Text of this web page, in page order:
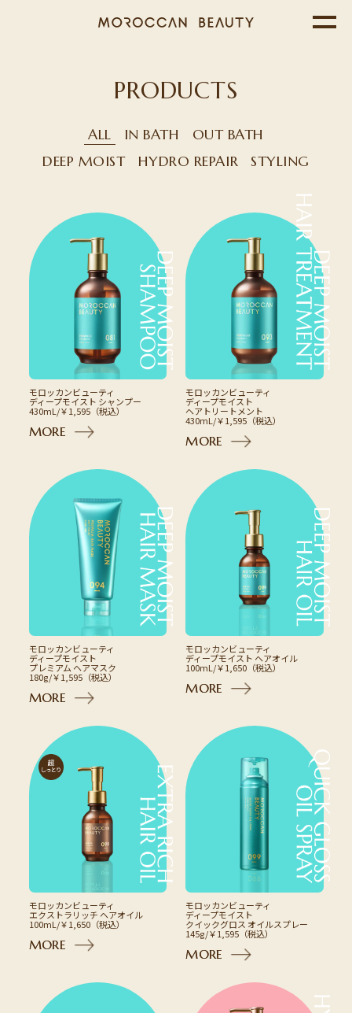
PRODUCTS
ALL IN BATH
OUT BATH
DEEP MOIST
HYDRO REPAIR STYLING
モロッカンビューティ
ディープモイスト シャンプー
430mL/￥1,595（税込）
MORE
モロッカンビューティ
ディープモイスト
ヘアトリートメント
430mL/￥1,595（税込）
MORE
モロッカンビューティ
ディープモイスト
プレミアム ヘアマスク
180g/￥1,595（税込）
MORE
モロッカンビューティ
ディープモイスト ヘアオイル
100mL/￥1,650（税込）
MORE
モロッカンビューティ
エクストラリッチ ヘアオイル
100mL/￥1,650（税込）
MORE
モロッカンビューティ
ディープモイスト
クイックグロス オイルスプレー
145g/￥1,595（税込）
MORE